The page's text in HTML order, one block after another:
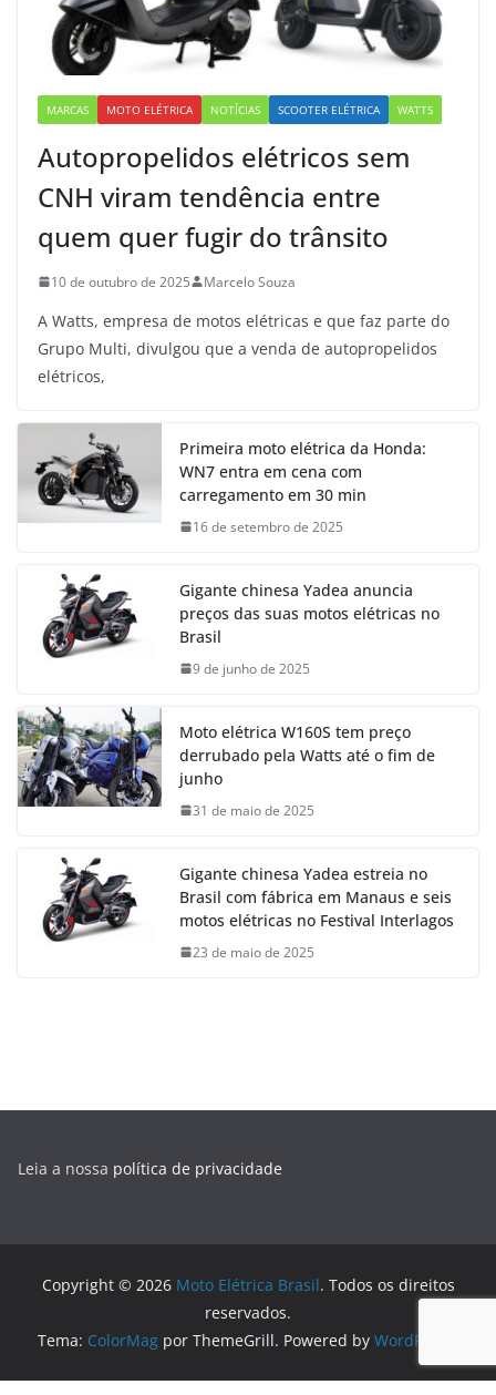
MARCAS MOTO ELÉTRICA NOTÍCIAS SCOOTER ELÉTRICA WATTS
Autopropelidos elétricos sem
CNH viram tendência entre
quem quer fugir do trânsito
10 de outubro de 2025 Marcelo Souza
A Watts, empresa de motos elétricas e que faz parte do
Grupo Multi, divulgou que a venda de autopropelidos
elétricos,
Primeira moto elétrica da Honda:
WN7 entra em cena com
carregamento em 30 min
16 de setembro de 2025
Gigante chinesa Yadea anuncia
preços das suas motos elétricas no
Brasil
9 de junho de 2025
Moto elétrica W160S tem preço
derrubado pela Watts até o fim de
junho
31 de maio de 2025
Gigante chinesa Yadea estreia no
Brasil com fábrica em Manaus e seis
motos elétricas no Festival Interlagos
23 de maio de 2025
Leia a nossa política de privacidade
Copyright © 2026 Moto Elétrica Brasil. Todos os direitos
reservados.
Tema: ColorMag por ThemeGrill. Powered by WordPress